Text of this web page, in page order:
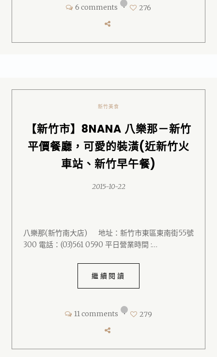
6 comments • 276
新竹美食
【新竹市】8NANA 八樂那－新竹
平價餐廳，可愛的裝潢(近新竹火
車站、新竹早午餐)
2015-10-22
八樂那(新竹南大店) 地址：新竹市東區東南街55號
300 電話：(03)561 0590 平日營業時間 :…
繼續閱讀
11 comments • 279